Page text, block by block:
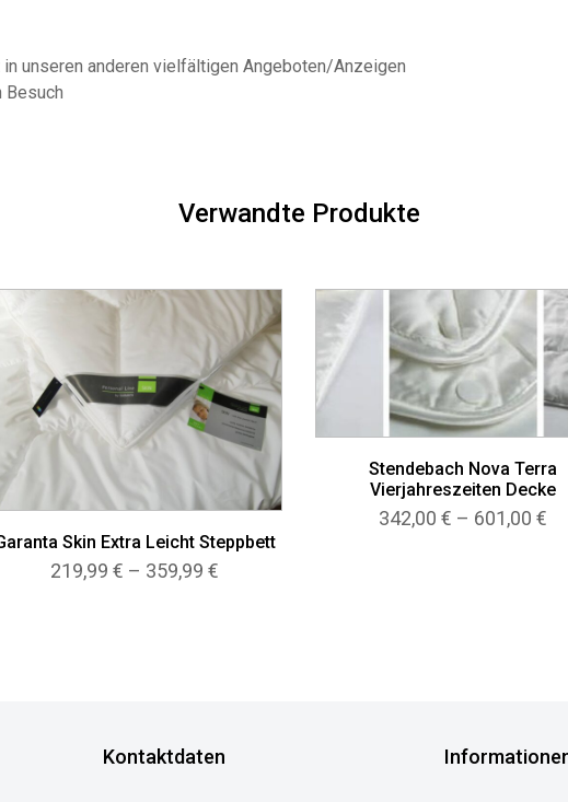
unseren anderen vielfältigen Angeboten/Anzeigen
Besuch
Verwandte Produkte
Skin Extra Leicht Steppbett
219,99 € – 359,99 €
Stendebach Nova Terra
Vierjahreszeiten Decke
342,00 € – 601,00 €
Kontaktdaten